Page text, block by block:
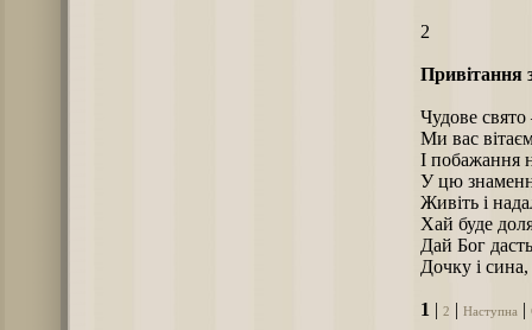
2
Привітання
Чудове
Ми вас
І побажання
У цю
Живіть і
Хай буде
Дай Бог
Дочку і
1 2 Наступна